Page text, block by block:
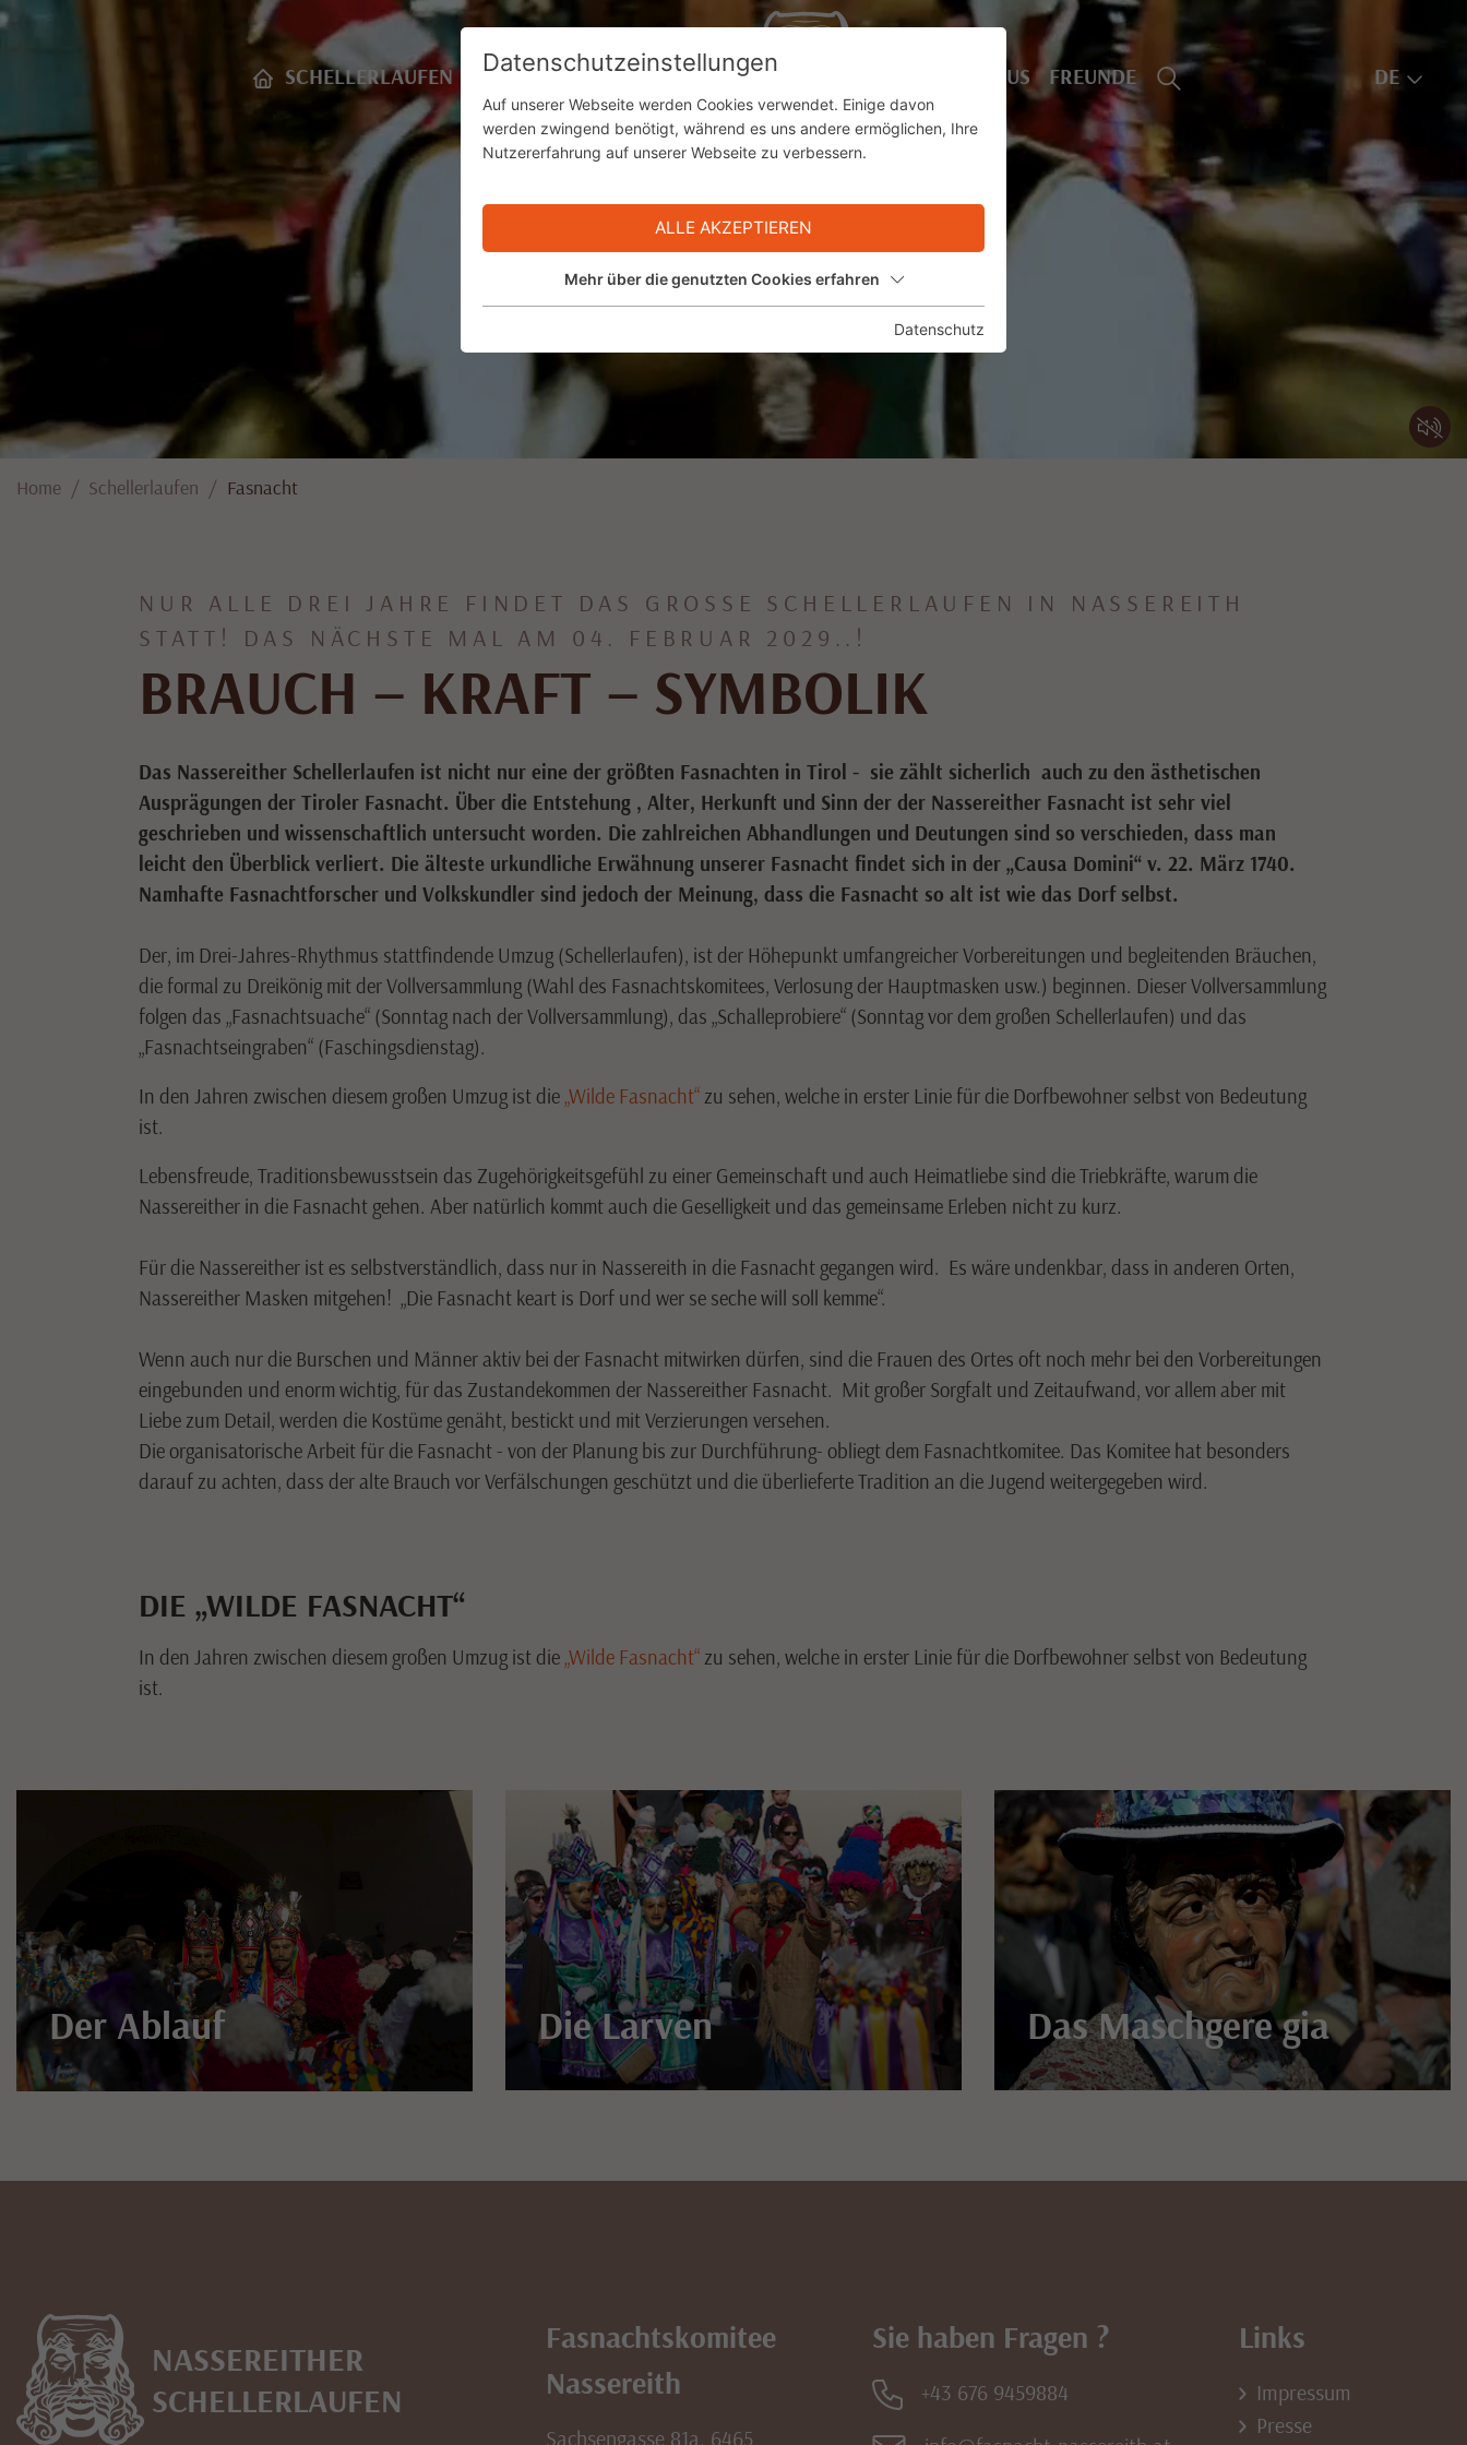
Home Schellerlaufen Fasnacht
NUR ALLE DREI JAHRE FINDET DAS GROSSE SCHELLERLAUFEN IN NASSEREITH S
TATT! DAS NÄCHSTE MAL AM 04. FEBRUAR 2029..!
BRAUCH – KRAFT – SYMBOLIK
Das Nassereither Schellerlaufen ist nicht nur eine der größten Fasnachten in Tirol - sie zählt sicherlich auch zu den ästhetischen
Ausprägungen der Tiroler Fasnacht. Über die Entstehung , Alter, Herkunft und Sinn der der Nassereither Fasnacht ist sehr viel
geschrieben und wissenschaftlich untersucht worden. Die zahlreichen Abhandlungen und Deutungen sind so verschieden, dass man
leicht den Überblick verliert. Die älteste urkundliche Erwähnung unserer Fasnacht findet sich in der „Causa Domini“ v. 22. März 1740.
Namhafte Fasnachtforscher und Volkskundler sind jedoch der Meinung, dass die Fasnacht so alt ist wie das Dorf selbst.
Der, im Drei-Jahres-Rhythmus stattfindende Umzug (Schellerlaufen), ist der Höhepunkt umfangreicher Vorbereitungen und begleitenden Bräuchen,
die formal zu Dreikönig mit der Vollversammlung (Wahl des Fasnachtskomitees, Verlosung der Hauptmasken usw.) beginnen. Dieser Vollversammlung
folgen das „Fasnachtsuache“ (Sonntag nach der Vollversammlung), das „Schalleprobiere“ (Sonntag vor dem großen Schellerlaufen) und das
„Fasnachtseingraben“ (Faschingsdienstag).
In den Jahren zwischen diesem großen Umzug ist die„Wilde Fasnacht“zu sehen, welche in erster Linie für die Dorfbewohner selbst von Bedeutung
ist.
Lebensfreude, Traditionsbewusstsein das Zugehörigkeitsgefühl zu einer Gemeinschaft und auch Heimatliebe sind die Triebkräfte, warum die
Nassereither in die Fasnacht gehen. Aber natürlich kommt auch die Geselligkeit und das gemeinsame Erleben nicht zu kurz.
Für die Nassereither ist es selbstverständlich, dass nur in Nassereith in die Fasnacht gegangen wird. Es wäre undenkbar, dass in anderen Orten,
Nassereither Masken mitgehen! „Die Fasnacht keart is Dorf und wer se seche will soll kemme“.
Wenn auch nur die Burschen und Männer aktiv bei der Fasnacht mitwirken dürfen, sind die Frauen des Ortes oft noch mehr bei den Vorbereitungen
eingebunden und enorm wichtig, für das Zustandekommen der Nassereither Fasnacht. Mit großer Sorgfalt und Zeitaufwand, vor allem aber mit
Liebe zum Detail, werden die Kostüme genäht, bestickt und mit Verzierungen versehen.
Die organisatorische Arbeit für die Fasnacht - von der Planung bis zur Durchführung- obliegt dem Fasnachtkomitee. Das Komitee hat besonders
darauf zu achten, dass der alte Brauch vor Verfälschungen geschützt und die überlieferte Tradition an die Jugend weitergegeben wird.
DIE „WILDE FASNACHT“
In den Jahren zwischen diesem großen Umzug ist die„Wilde Fasnacht“zu sehen, welche in erster Linie für die Dorfbewohner selbst von Bedeutung
ist.
Der Ablauf Die Larven Das Maschgere gia
NASSEREITHER
SCHELLERLAUFEN
Fasnachtskomitee
Nassereith
Sachsengasse 81a, 6465
Sie haben Fragen ?
+43 676 9459884
Links
Impressum
Presse
Datenschutzeinstellungen
Auf unserer Webseite werden Cookies verwendet. Einige davon
werden zwingend benötigt, während es uns andere ermöglichen, Ihre
Nutzererfahrung auf unserer Webseite zu verbessern.
ALLE AKZEPTIEREN
Mehr über die genutzten Cookies erfahren
Datenschutz
SCHELLERLAUFEN CHRONIK BESUCHERINFO FASNACHTSHAUS FREUNDE DE